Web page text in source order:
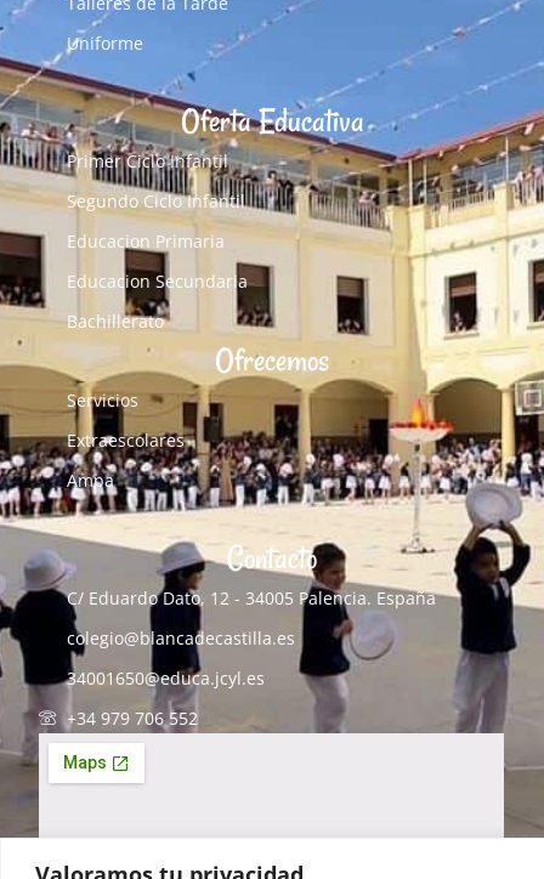
Uniforme
Oferta Educativa
Primer Ciclo Infantil
Segundo Ciclo Infantil
Educacion Primaria
Educacion Secundaria
Bachillerato
Ofrecemos
Servicios
Extraescolares
Ampa
Contacto
C/ Eduardo Dato, 12 - 34005 Palencia. España
colegio@blancadecastilla.es
34001650@educa.jcyl.es
+34 979 706 552